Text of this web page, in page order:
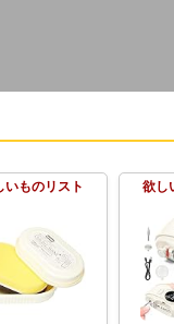
15:10
15:23
いものリスト 欲し